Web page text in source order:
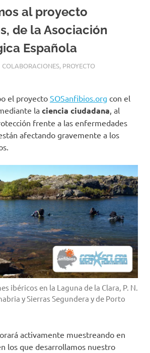
al proyecto
de la Asociación
Española
GEMOSCLERA
COLABORACIONES, PROYECTO
el proyecto SOSanfibios.org con el
la ciencia ciudadana, al
frente a las enfermedades
afectando gravemente a los
ibéricos en la Laguna de la Clara, P. N.
y Sierras Segundera y de Porto
activamente muestreando en
los que desarrollamos nuestro